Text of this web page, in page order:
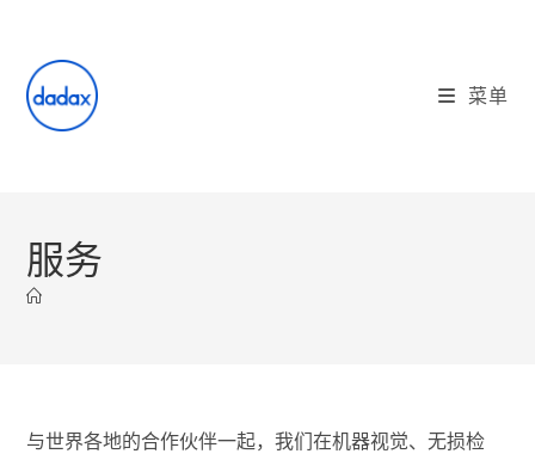
content
菜单
服务
与世界各地的合作伙伴一起，我们在机器视觉、无损检